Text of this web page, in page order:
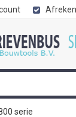
800-820 serie
serie